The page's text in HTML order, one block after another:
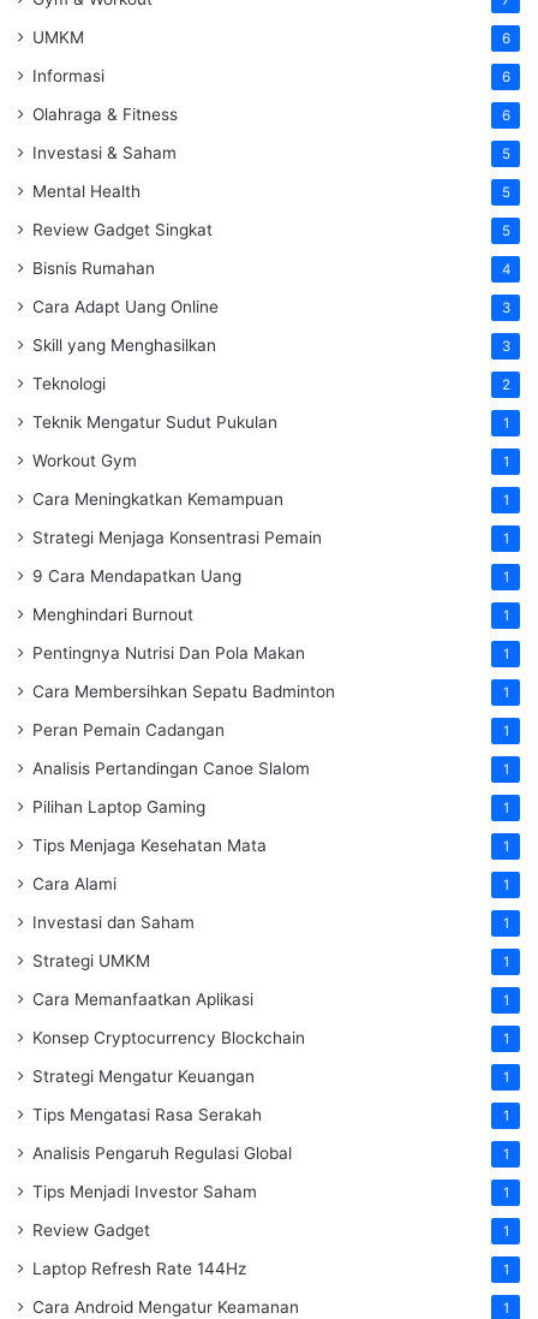
UMKM 6
Informasi 6
Olahraga & Fitness 6
Investasi & Saham 5
Mental Health 5
Review Gadget Singkat 5
Bisnis Rumahan 4
Cara Adapt Uang Online 3
Skill yang Menghasilkan 3
Teknologi 2
Teknik Mengatur Sudut Pukulan 1
Workout Gym 1
Cara Meningkatkan Kemampuan 1
Strategi Menjaga Konsentrasi Pemain 1
9 Cara Mendapatkan Uang 1
Menghindari Burnout 1
Pentingnya Nutrisi Dan Pola Makan 1
Cara Membersihkan Sepatu Badminton 1
Peran Pemain Cadangan 1
Analisis Pertandingan Canoe Slalom 1
Pilihan Laptop Gaming 1
Tips Menjaga Kesehatan Mata 1
Cara Alami 1
Investasi dan Saham 1
Strategi UMKM 1
Cara Memanfaatkan Aplikasi 1
Konsep Cryptocurrency Blockchain 1
Strategi Mengatur Keuangan 1
Tips Mengatasi Rasa Serakah 1
Analisis Pengaruh Regulasi Global 1
Tips Menjadi Investor Saham 1
Review Gadget 1
Laptop Refresh Rate 144Hz 1
Cara Android Mengatur Keamanan 1